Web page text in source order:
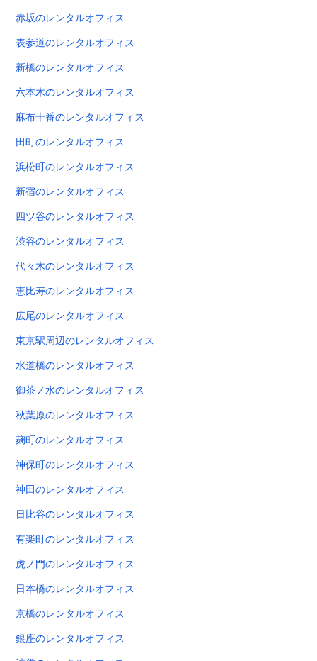
赤坂のレンタルオフィス
表参道のレンタルオフィス
新橋のレンタルオフィス
六本木のレンタルオフィス
麻布十番のレンタルオフィス
田町のレンタルオフィス
浜松町のレンタルオフィス
新宿のレンタルオフィス
四ツ谷のレンタルオフィス
渋谷のレンタルオフィス
代々木のレンタルオフィス
恵比寿のレンタルオフィス
広尾のレンタルオフィス
東京駅周辺のレンタルオフィス
水道橋のレンタルオフィス
御茶ノ水のレンタルオフィス
秋葉原のレンタルオフィス
麹町のレンタルオフィス
神保町のレンタルオフィス
神田のレンタルオフィス
日比谷のレンタルオフィス
有楽町のレンタルオフィス
虎ノ門のレンタルオフィス
日本橋のレンタルオフィス
京橋のレンタルオフィス
銀座のレンタルオフィス